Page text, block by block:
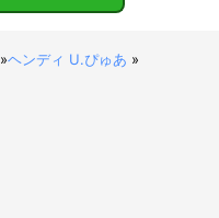
»ヘンディ U.ぴゅあ »